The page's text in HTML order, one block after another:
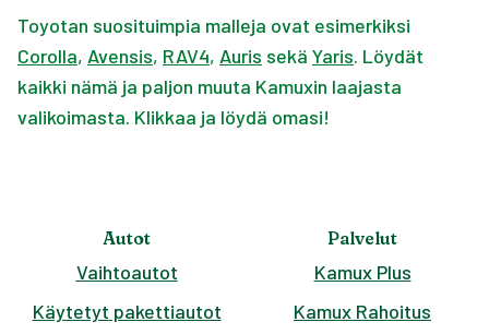
Toyotan suosituimpia malleja ovat esimerkiksi
Corolla, Avensis, RAV4, Auris sekä Yaris. Löydät
kaikki nämä ja paljon muuta Kamuxin laajasta
valikoimasta. Klikkaa ja löydä omasi!
Autot
Vaihtoautot
Käytetyt pakettiautot
Palvelut
Kamux Plus
Kamux Rahoitus